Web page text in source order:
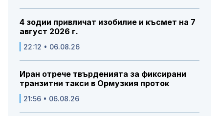
4 зодии привличат изобилие и късмет на 7
август 2026 г.
22:12 • 06.08.26
Иран отрече твърденията за фиксирани
транзитни такси в Ормузкия проток
21:56 • 06.08.26